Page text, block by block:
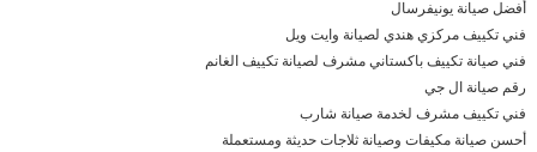
أفضل صيانة يونيفرسال
فني تكييف مركزي هندي لصيانة وايت ويل
فني صيانة تكييف باكستاني مشرف لصيانة تكييف الغانم
رقم صيانة ال جي
فني تكييف مشرف لخدمة صيانة شارب
أحسن صيانة مكيفات وصيانة ثلاجات حديثة ومستعملة